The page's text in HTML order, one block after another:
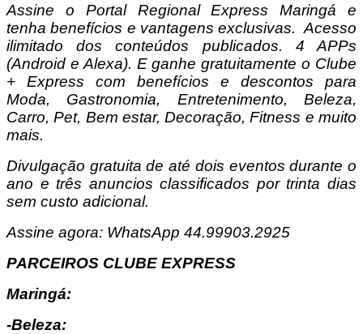
Assine o Portal Regional Express Maringá e
tenha benefícios e vantagens exclusivas. Acesso
ilimitado dos conteúdos publicados. 4 APPs
(Android e Alexa). E ganhe gratuitamente o Clube
+ Express com benefícios e descontos para
Moda, Gastronomia, Entretenimento, Beleza,
Carro, Pet, Bem estar, Decoração, Fitness e muito
mais.
Divulgação gratuita de até dois eventos durante o
ano e três anuncios classificados por trinta dias
sem custo adicional.
Assine agora: WhatsApp 44.99903.2925
PARCEIROS CLUBE EXPRESS
Maringá:
-Beleza: